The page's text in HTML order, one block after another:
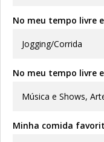
No meu tempo livre
Jogging/Corrida
No meu tempo livre
Música e Shows,
Minha comida